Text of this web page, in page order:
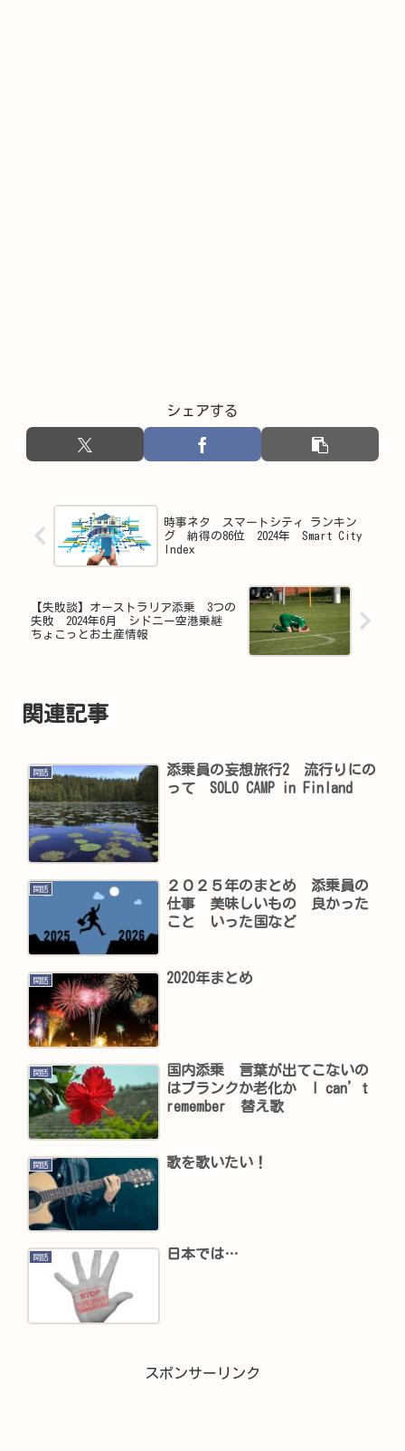
シェアする
時事ネタ スマートシティ ランキン
グ 納得の86位 2024年 Smart City
Index
【失敗談】オーストラリア添乗 3つの
失敗 2024年6月 シドニー空港乗継
ちょこっとお土産情報
関連記事
閑話
添乗員の妄想旅行2 流行りにの
って SOLO CAMP in Finland
閑話
２０２５年のまとめ 添乗員の
仕事 美味しいもの 良かった
こと いった国など
閑話 2020年まとめ
閑話
国内添乗 言葉が出てこないの
はブランクか老化か I can’t
remember 替え歌
閑話 歌を歌いたい！
閑話 日本では…
スポンサーリンク